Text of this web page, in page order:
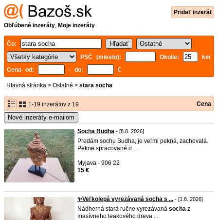
Pridať inzerát
Obľúbené inzeráty, Moje inzeráty
Čo:
PSČ (miesto):
Okolie:
km
Cena od:
- do: €
Hlavná stránka > Ostatné > stara socha
1-19 inzerátov z 19 Cena
Nové inzeráty e-mailom
Socha Budha - [8.8. 2026]
Predám sochu Budha, je veľmi pekná, zachovalá.
Pekne spracované d ...
Myjava - 906 22
15 €
✨Veľkolepá vyrezávaná socha s ... - [1.8. 2026]
Nádherná stará ručne vyrezávaná socha z
masívneho teakového dreva ...